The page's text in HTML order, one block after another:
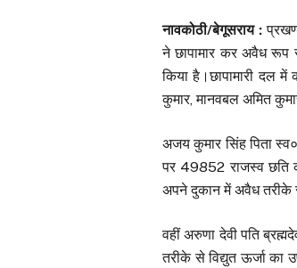
नावकोठी/बेगूसराय :
ने छापामार कर अवैध रूप
किया है।छापामारी दल
कुमार, मानवबल अमित
अजय कुमार सिंह पिता
पर ₹49852 राजस्व छति
अपने दुकान में अवैध तरीके से
वहीं अरुणा देवी पति
तरीके से विद्युत ऊर्जा का